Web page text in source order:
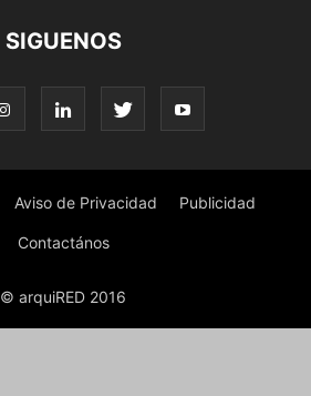
SIGUENOS
Aviso de Privacidad Publicidad
Contactános
© arquiRED 2016